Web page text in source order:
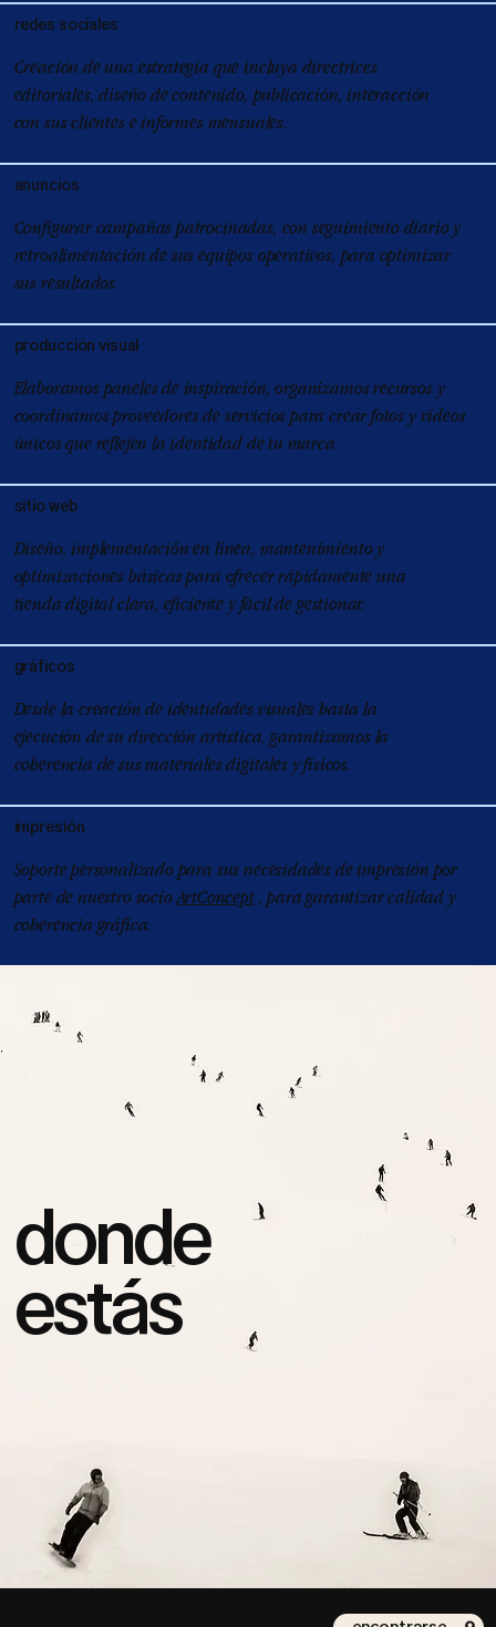
redes sociales
Creación de una estrategia que incluya directrices
editoriales, diseño de contenido, publicación, interacción
con sus clientes e informes mensuales.
anuncios
Configurar campañas patrocinadas, con seguimiento diario y
retroalimentación de sus equipos operativos, para optimizar
sus resultados.
producción visual
Elaboramos paneles de inspiración, organizamos recursos y
coordinamos proveedores de servicios para crear fotos y vídeos
únicos que reflejen la identidad de tu marca.
sitio web
Diseño, implementación en línea, mantenimiento y
optimizaciones básicas para ofrecer rápidamente una
tienda digital clara, eficiente y fácil de gestionar.
gráficos
Desde la creación de identidades visuales hasta la
ejecución de su dirección artística, garantizamos la
coherencia de sus materiales digitales y físicos.
impresión
Soporte personalizado para sus necesidades de impresión por
parte de nuestro socioArtConcept, para garantizar calidad y
coherencia gráfica.
donde
estás